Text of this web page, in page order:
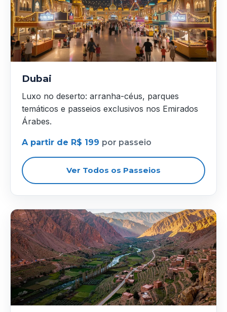
Dubai
Luxo no deserto: arranha-céus, parques
temáticos e passeios exclusivos nos Emirados
Árabes.
A partir de R$ 199 por passeio
Ver Todos os Passeios